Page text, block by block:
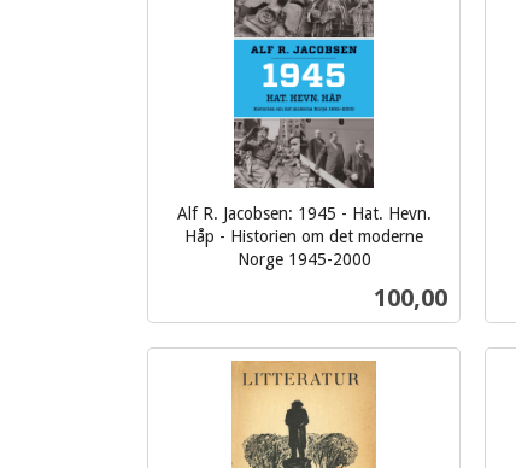
Alf R. Jacobsen: 1945 - Hat. Hevn.
Håp - Historien om det moderne
Norge 1945-2000
Pris
100,00
Kjøp